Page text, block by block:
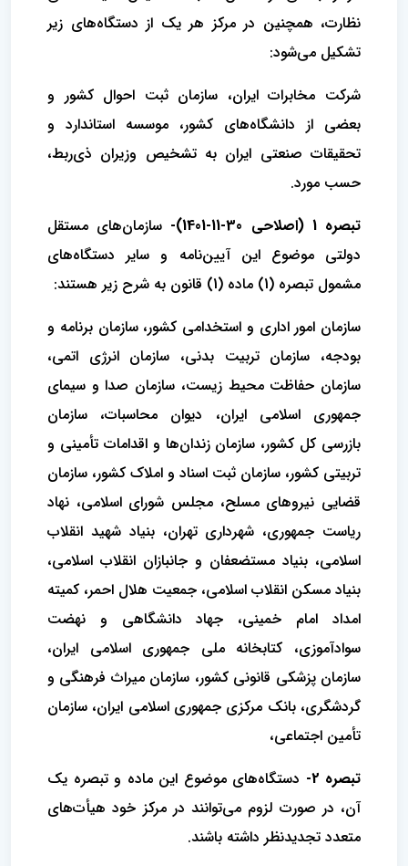
نظارت، همچنین در مرکز هر یک از دستگاه‌های زیر
تشکیل می‌شود:
شرکت مخابرات ایران، سازمان ثبت احوال کشور و
بعضی از دانشگاه‌های کشور، موسسه استاندارد و
تحقیقات صنعتی ایران به تشخیص وزیران ذی‌ربط،
حسب مورد.
تبصره 1 (اصلاحی 30-11-1401)-
سازمان‌های مستقل
دولتی موضوع این آیین‌نامه و سایر دستگاه‌های
مشمول تبصره (1) ماده (1) قانون به شرح زیر هستند:
سازمان امور اداری و استخدامی کشور، سازمان برنامه و
بودجه، سازمان تربیت بدنی، سازمان انرژی اتمی،
سازمان حفاظت محیط زیست، سازمان صدا و سیمای
جمهوری اسلامی ایران، دیوان محاسبات، سازمان
بازرسی کل کشور، سازمان زندان‌ها و اقدامات تأمینی و
تربیتی کشور، سازمان ثبت اسناد و املاک کشور، سازمان
قضایی نیروهای مسلح، مجلس شورای اسلامی، نهاد
ریاست جمهوری، شهرداری تهران، بنیاد شهید انقلاب
اسلامی، بنیاد مستضعفان و جانبازان انقلاب اسلامی،
بنیاد مسکن انقلاب اسلامی، جمعیت هلال احمر، کمیته
امداد امام خمینی، جهاد دانشگاهی و نهضت
سوادآموزی، کتابخانه ملی جمهوری اسلامی ایران،
سازمان پزشکی قانونی کشور، سازمان میراث فرهنگی و
گردشگری، بانک مرکزی جمهوری اسلامی ایران، سازمان
تأمین اجتماعی،
تبصره 2-
دستگاه‌های موضوع این ماده و تبصره یک
آن، در صورت لزوم می‌توانند در مرکز خود هیأت‌های
متعدد تجدیدنظر داشته باشند.